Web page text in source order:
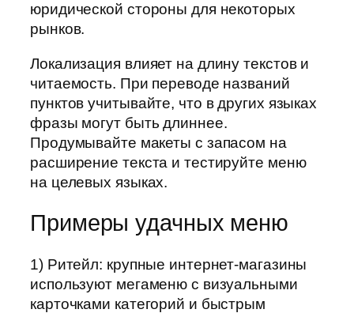
юридической стороны для некоторых
рынков.
Локализация влияет на длину текстов и
читаемость. При переводе названий
пунктов учитывайте, что в других языках
фразы могут быть длиннее.
Продумывайте макеты с запасом на
расширение текста и тестируйте меню
на целевых языках.
Примеры удачных меню
1) Ритейл: крупные интернет-магазины
используют мегаменю с визуальными
карточками категорий и быстрым